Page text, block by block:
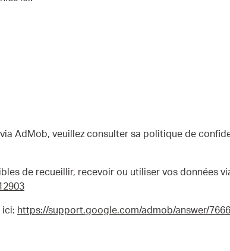
AdMob, veuillez consulter sa politique de
de recueillir, recevoir ou utiliser vos données
ici: https://support.google.com/admob/answer/